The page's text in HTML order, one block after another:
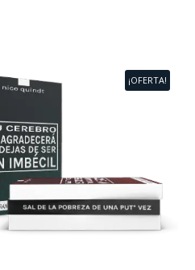
¡OFERTA!